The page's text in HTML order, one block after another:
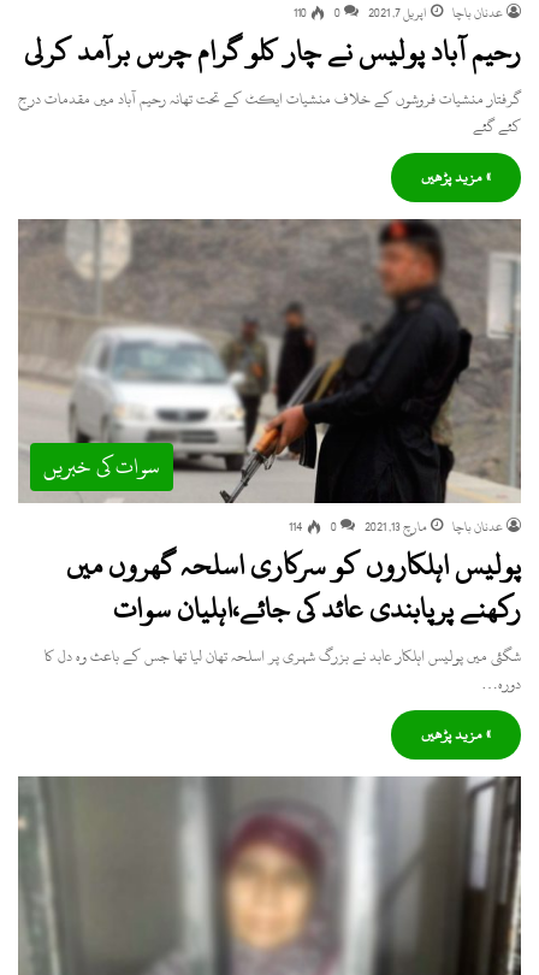
عدنان باچا اپریل 7, 2021 0
110
رحیم آباد پولیس نے چار کلو گرام چرس برآمد کرلی
گرفتار منشیات فروشوں کے خلاف منشیات ایکٹ کے تحت تھانہ رحیم آباد میں مقدمات درج
کئے گئے
» مزید پڑھیں
سوات کی خبریں
عدنان باچا مارچ 13, 2021 0
114
پولیس اہلکاروں کو سرکاری اسلحہ گھروں میں
رکھنے پرپابندی عائد کی جائے،اہلیان سوات
شگئی میں پولیس اہلکار عابد نے بزرگ شہری پر اسلحہ تھان لیا تھا جس کے باعث وہ دل کا
دورہ…
» مزید پڑھیں